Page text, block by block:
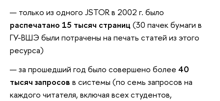
только из одного JSTOR в 2002 г. было
распечатано 15 тысяч страниц (30 пачек бумаги в
ГУ-ВШЭ были потрачены на печать статей из этого
ресурса)
за прошедший год было совершено более 40
тысяч запросов в системы (по семь запросов на
каждого читателя, включая всех студентов,